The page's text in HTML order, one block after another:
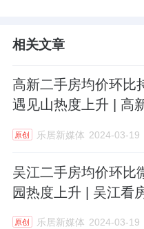
相关文章
高新二手房均价环比
遇见山热度上升 | 高
原创 乐居新媒体 2024-03-19
吴江二手房均价环比
园热度上升 | 吴江看
原创 乐居新媒体 2024-03-19